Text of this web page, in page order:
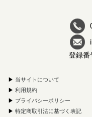
登録番
▶ 当サイトについて
▶ 利用規約
▶ プライバシーポリシー
▶ 特定商取引法に基づく表記